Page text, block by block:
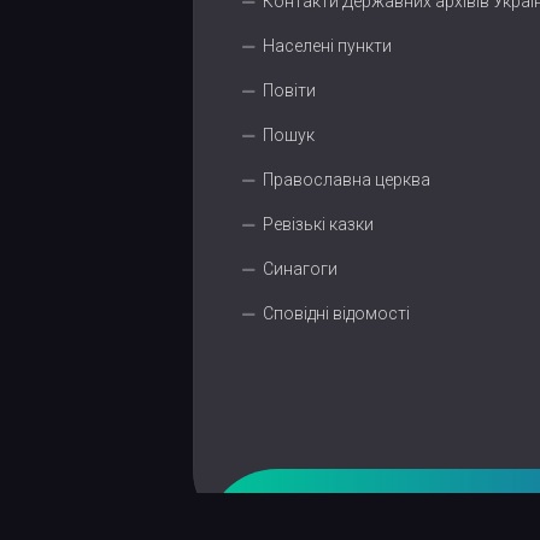
Населені пункти
Повіти
Пошук
Православна церква
Ревізькі казки
Синагоги
Сповідні відомості